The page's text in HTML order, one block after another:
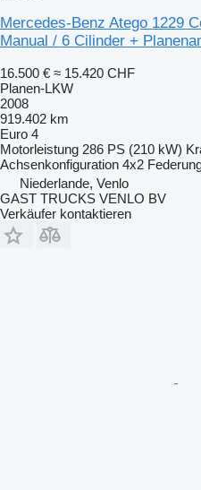
Mercedes-Benz Atego 1229
Manual / 6 Cilinder +
16.500 € ≈ 15.420 CHF
Planen-LKW
2008
919.402 km
Euro 4
Motorleistung 286 PS (210 kW)
Achsenkonfiguration 4x2
Niederlande, Venlo
GAST TRUCKS VENLO BV
Verkäufer kontaktieren